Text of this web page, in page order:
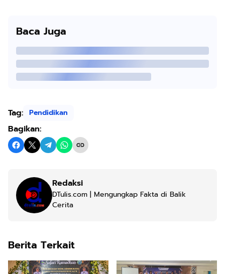
Baca Juga
Tag: Pendidikan
Bagikan:
Redaksi
DTulis.com | Mengungkap Fakta di Balik
Cerita
Berita Terkait